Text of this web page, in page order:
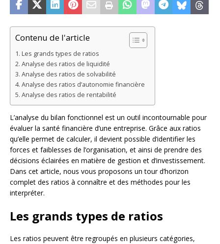
Contenu de l'article
Les grands types de ratios
Analyse des ratios de liquidité
Analyse des ratios de solvabilité
Analyse des ratios d’autonomie financière
Analyse des ratios de rentabilité
L’analyse du bilan fonctionnel est un outil incontournable pour
évaluer la santé financière d’une entreprise. Grâce aux ratios
qu’elle permet de calculer, il devient possible d’identifier les
forces et faiblesses de l’organisation, et ainsi de prendre des
décisions éclairées en matière de gestion et d’investissement.
Dans cet article, nous vous proposons un tour d’horizon
complet des ratios à connaître et des méthodes pour les
interpréter.
Les grands types de ratios
Les ratios peuvent être regroupés en plusieurs catégories,